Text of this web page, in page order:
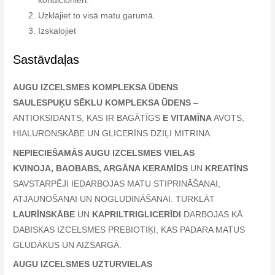
Uzklājiet to visā matu garumā.
Izskalojiet
Sastāvdaļas
AUGU IZCELSMES KOMPLEKSA ŪDENS
SAULESPUĶU SĒKLU KOMPLEKSA ŪDENS –
ANTIOKSIDANTS, KAS IR BAGĀTĪGS E VITAMĪNA AVOTS,
HIALURONSKĀBE UN GLICERĪNS DZIĻI MITRINA.
NEPIECIEŠAMĀS AUGU IZCELSMES VIELAS
KVINOJA, BAOBABS, ARGĀNA KERAMĪDS UN KREATĪNS
SAVSTARPĒJI IEDARBOJAS MATU STIPRINĀŠANAI,
ATJAUNOŠANAI UN NOGLUDINĀŠANAI. TURKLĀT
LAURĪNSKĀBE UN KAPRILTRIGLICERĪDI DARBOJAS KĀ
DABISKAS IZCELSMES PREBIOTIĶI, KAS PADARA MATUS
GLUDĀKUS UN AIZSARGĀ.
AUGU IZCELSMES UZTURVIELAS